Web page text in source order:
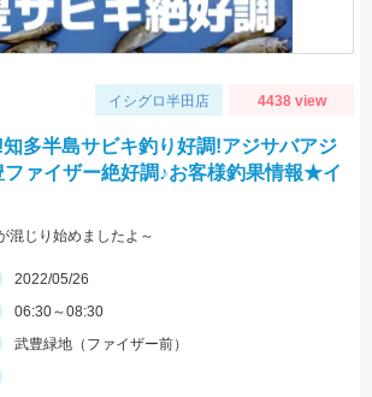
イシグロ半田店 4438 view
多半島サビキ釣り好調!アジサバアジ
ァイザー絶好調♪お客様釣果情報★イ
混じり始めましたよ～
2022/05/26
06:30～08:30
武豊緑地（ファイザー前）